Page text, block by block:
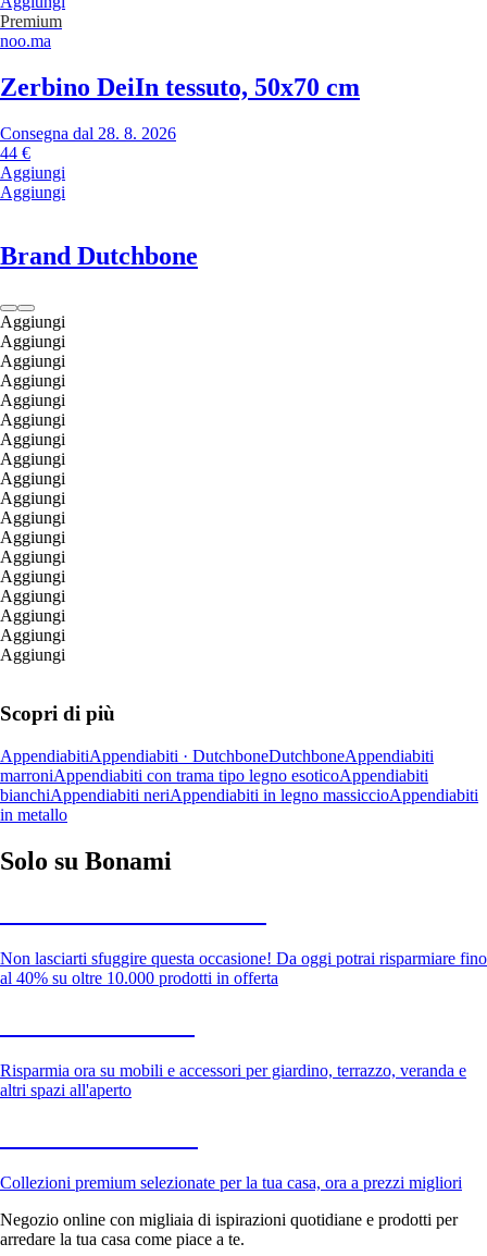
Premium
noo.ma
Zerbino DeiIn tessuto, 50x70 cm
Consegna dal 28. 8. 2026
44 €
Aggiungi
Aggiungi
Brand Dutchbone
Aggiungi
Aggiungi
Aggiungi
Aggiungi
Aggiungi
Aggiungi
Aggiungi
Aggiungi
Aggiungi
Aggiungi
Aggiungi
Aggiungi
Aggiungi
Aggiungi
Aggiungi
Aggiungi
Aggiungi
Aggiungi
Scopri di più
AppendiabitiAppendiabiti · DutchboneDutchboneAppendiabiti
marroniAppendiabiti con trama tipo legno esoticoAppendiabiti
bianchiAppendiabiti neriAppendiabiti in legno massiccioAppendiabiti
in metallo
Solo su Bonami
Non lasciarti sfuggire questa occasione! Da oggi potrai risparmiare fino
al 40% su oltre 10.000 prodotti in offerta
Risparmia ora su mobili e accessori per giardino, terrazzo, veranda e
altri spazi all'aperto
Collezioni premium selezionate per la tua casa, ora a prezzi migliori
Negozio online con migliaia di ispirazioni quotidiane e prodotti per
arredare la tua casa come piace a te.